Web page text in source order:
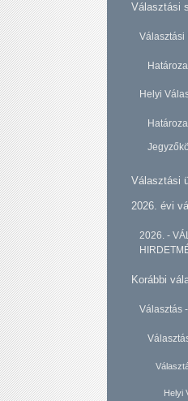
Választási
Választási
Helyi
Választási
2026. évi
2026. -
Korábbi
Választás
Helyi